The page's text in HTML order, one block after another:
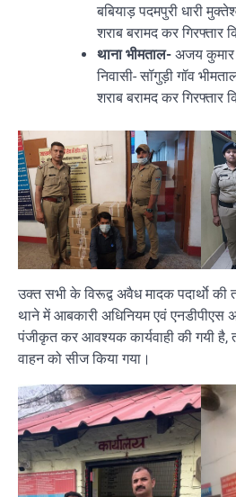
बबियाड़ पदमपुरी धारी
शराब बरामद कर गिरफ्तार
थाना भीमताल- अजय कुमार
निवासी- सॉगुड़ी गॉव
शराब बरामद कर गिरफ्तार
उक्त सभी के विरूद्व अवैध मादक पदार्थाे की
थाने में आबकारी अधिनियम एवं एनडीपीएस
पंजीकृत कर आवश्यक कार्यवाही की गयी है,
वाहन को सीज किया गया।